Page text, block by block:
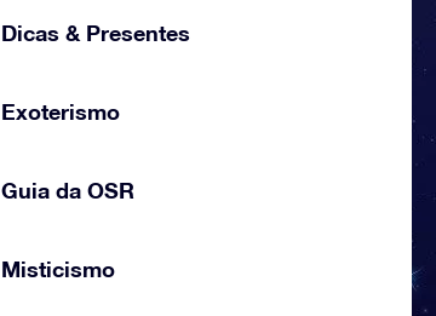
Dicas & Presentes
Exoterismo
Guia da OSR
Misticismo